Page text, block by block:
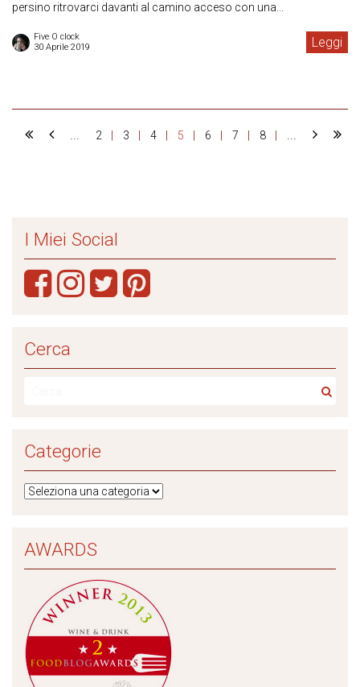
persino ritrovarci davanti al camino acceso con una...
Five O clock
30 Aprile 2019
Leggi
... 2 3 4 5 6 7 8 ...
I Miei Social
Cerca
Categorie
AWARDS